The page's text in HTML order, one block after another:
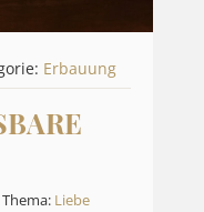
Erbauung
Thema: Liebe